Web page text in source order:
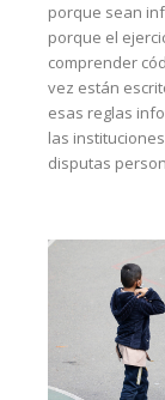
porque sean
porque el
comprender
vez están
esas reglas
las
disputas